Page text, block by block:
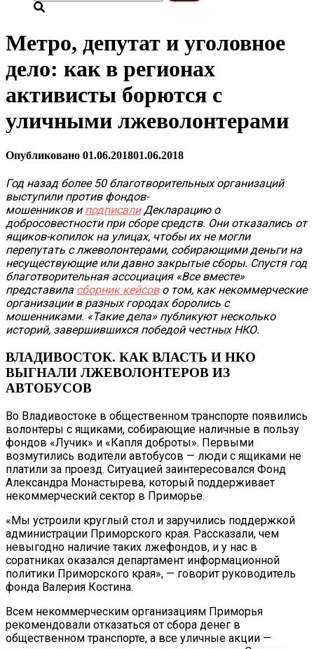
Метро, депутат и уголовное
дело: как в регионах
активисты борются с
уличными лжеволонтерами
Опубликовано 01.06.201801.06.2018
Год назад более 50 благотворительных организаций
выступили против фондов-
мошенников и подписалиДекларацию о
добросовестности при сборе средств. Они отказались от
ящиков-копилок на улицах, чтобы их не могли
перепутать с лжеволонтерами, собирающими деньги на
несуществующие или давно закрытые сборы. Спустя год
благотворительная ассоциация «Все вместе»
представила сборник кейсово том, как некоммерческие
организации в разных городах боролись с
мошенниками. «Такие дела» публикуют несколько
историй, завершившихся победой честных НКО.
ВЛАДИВОСТОК. КАК ВЛАСТЬ И НКО
ВЫГНАЛИ ЛЖЕВОЛОНТЕРОВ ИЗ
АВТОБУСОВ
Во Владивостоке в общественном транспорте появились
волонтеры с ящиками, собирающие наличные в пользу
фондов «Лучик» и «Капля доброты». Первыми
возмутились водители автобусов — люди с ящиками не
платили за проезд. Ситуацией заинтересовался Фонд
Александра Монастырева, который поддерживает
некоммерческий сектор в Приморье.
«Мы устроили круглый стол и заручились поддержкой
администрации Приморского края. Рассказали, чем
невыгодно наличие таких лжефондов, и у нас в
соратниках оказался департамент информационной
политики Приморского края», — говорит руководитель
фонда Валерия Костина.
Всем некоммерческим организациям Приморья
рекомендовали отказаться от сбора денег в
общественном транспорте, а все уличные акции —